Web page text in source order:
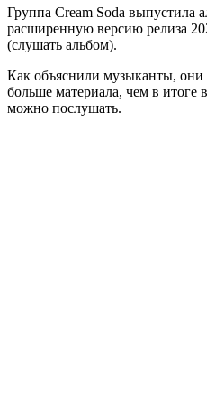
Группа Cream Soda выпустила
расширенную версию релиза
(слушать альбом).
Как объяснили музыканты, они
больше материала, чем в итоге
можно послушать.